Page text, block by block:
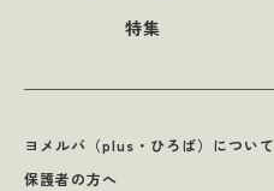
特集
ヨメルバ（plus・ひろば）について
保護者の方へ